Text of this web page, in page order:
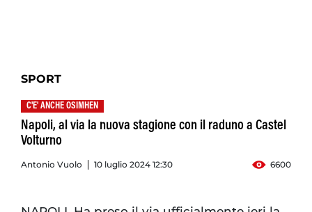
SPORT
C'E' ANCHE OSIMHEN
Napoli, al via la nuova stagione con il raduno a Castel
Volturno
Antonio Vuolo 10 luglio 2024 12:30 6600